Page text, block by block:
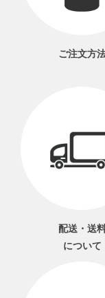
ご注文方
配送・送
について